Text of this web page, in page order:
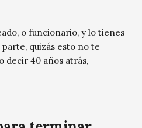
o funcionario, y lo tienes
quizás esto no te
decir 40 años atrás,